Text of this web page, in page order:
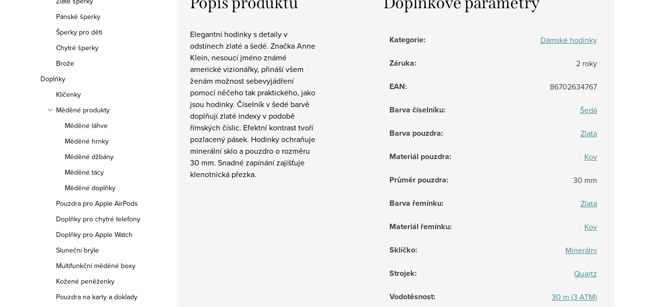
Pánské šperky
Šperky pro děti
Chytré šperky
Brože
Doplňky
Klíčenky
Měděné produkty
Měděné láhve
Měděné hrnky
Měděné džbány
Měděné tácy
Měděné doplňky
Pouzdra pro Apple AirPods
Doplňky pro chytré telefony
Doplňky pro Apple Watch
Sluneční brýle
Multifunkční měděné boxy
Kožené peněženky
Pouzdra na karty a doklady
Elegantní hodinky s detaily v
odstínech zlaté a šedé. Značka Anne
Klein, nesoucí jméno známé
americké vizionářky, přináší všem
ženám možnost sebevyjádření
pomocí něčeho tak praktického, jako
jsou hodinky. Číselník v šedé barvě
doplňují zlaté indexy v podobě
římských číslic. Efektní kontrast tvoří
pozlacený pásek. Hodinky ochraňuje
minerální sklo a pouzdro o rozměru
30 mm. Snadné zapínání zajišťuje
klenotnická přezka.
Kategorie: Dámské hodinky
Záruka: 2 roky
EAN: 86702634767
Barva číselníku: Šedá
Barva pouzdra: Zlatá
Materiál pouzdra: Kov
Průměr pouzdra: 30 mm
Barva řemínku: Zlatá
Materiál řemínku: Kov
Sklíčko: Minerální
Strojek: Quartz
Vodotěsnost: 30 m (3 ATM)